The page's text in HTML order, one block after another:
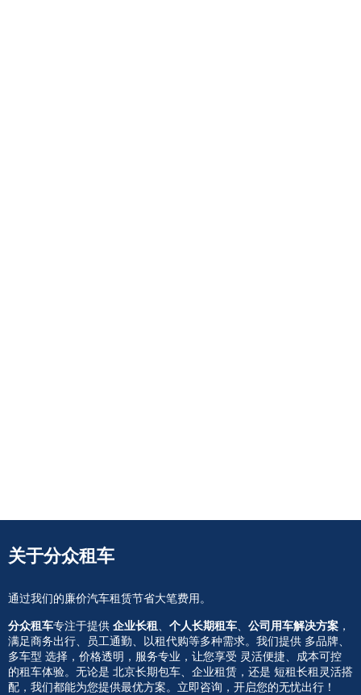
关于分众租车
通过我们的廉价汽车租赁节省大笔费用。
分众租车专注于提供 企业长租 个人长期租车 公司用车解决方案 ，
满足商务出行、员工通勤、以租代购等多种需求。我们提供 多品牌、
多车型 选择，价格透明，服务专业，让您享受 灵活便捷、成本可控
的租车体验。无论是 北京长期包车、企业租赁，还是 短租长租灵活搭
配，我们都能为您提供最优方案。立即咨询，开启您的无忧出行！